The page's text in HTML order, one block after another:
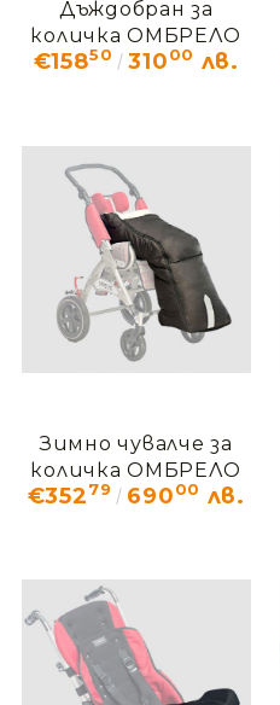
Дъждобран за
количка ОМБРЕЛО
OMО_408
€15850 31000 лв.
Зимно чувалче за
количка ОМБРЕЛО
OMО_417
€35279 69000 лв.